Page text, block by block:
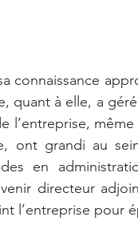
connaissance
quant à elle, a
l’entreprise,
ont grandi au
en
directeur
l’entreprise pour